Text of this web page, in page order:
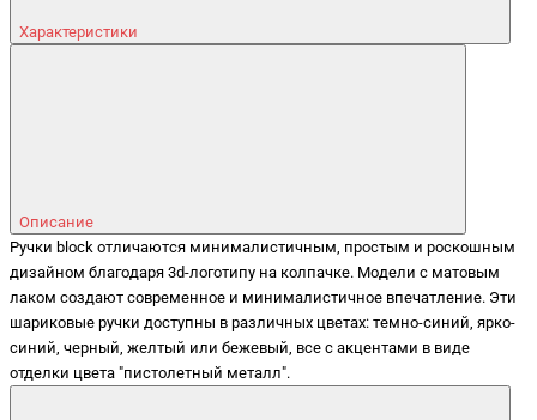
Характеристики
Описание
Ручки block отличаются минималистичным, простым и роскошным
дизайном благодаря 3d-логотипу на колпачке. Модели с матовым
лаком создают современное и минималистичное впечатление. Эти
шариковые ручки доступны в различных цветах: темно-синий, ярко-
синий, черный, желтый или бежевый, все с акцентами в виде
отделки цвета "пистолетный металл".